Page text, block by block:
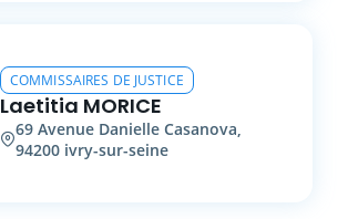
COMMISSAIRES DE JUSTICE
Laetitia MORICE
69 Avenue Danielle Casanova,
94200 ivry-sur-seine